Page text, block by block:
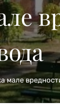
мале